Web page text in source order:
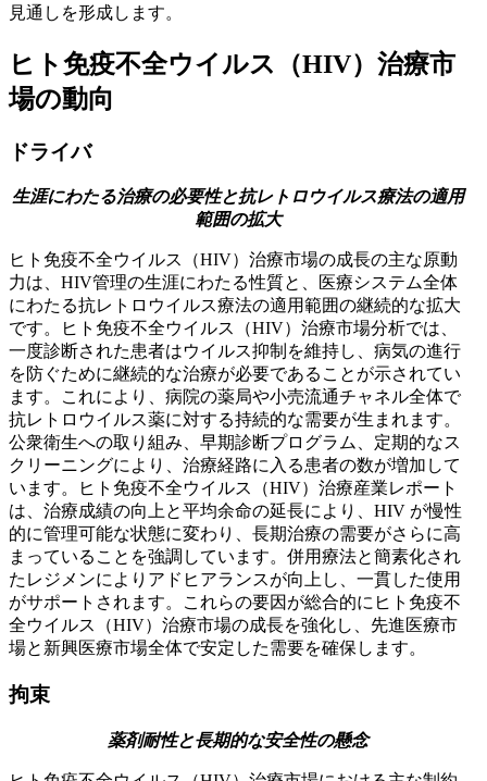
見通しを形成します。
ヒト免疫不全ウイルス（HIV）治療市
場の動向
ドライバ
生涯にわたる治療の必要性と抗レトロウイルス療法の適用
範囲の拡大
ヒト免疫不全ウイルス（HIV）治療市場の成長の主な原動
力は、HIV管理の生涯にわたる性質と、医療システム全体
にわたる抗レトロウイルス療法の適用範囲の継続的な拡大
です。ヒト免疫不全ウイルス（HIV）治療市場分析では、
一度診断された患者はウイルス抑制を維持し、病気の進行
を防ぐために継続的な治療が必要であることが示されてい
ます。これにより、病院の薬局や小売流通チャネル全体で
抗レトロウイルス薬に対する持続的な需要が生まれます。
公衆衛生への取り組み、早期診断プログラム、定期的なス
クリーニングにより、治療経路に入る患者の数が増加して
います。ヒト免疫不全ウイルス（HIV）治療産業レポート
は、治療成績の向上と平均余命の延長により、HIV が慢性
的に管理可能な状態に変わり、長期治療の需要がさらに高
まっていることを強調しています。併用療法と簡素化され
たレジメンによりアドヒアランスが向上し、一貫した使用
がサポートされます。これらの要因が総合的にヒト免疫不
全ウイルス（HIV）治療市場の成長を強化し、先進医療市
場と新興医療市場全体で安定した需要を確保します。
拘束
薬剤耐性と長期的な安全性の懸念